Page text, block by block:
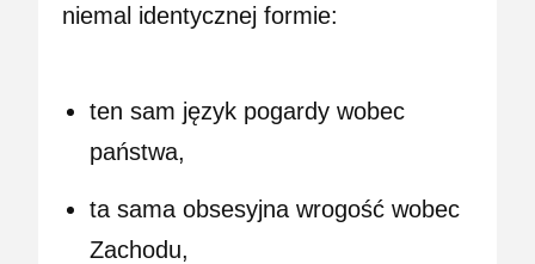
niemal identycznej formie:
ten sam język pogardy wobec
państwa,
ta sama obsesyjna wrogość wobec
Zachodu,